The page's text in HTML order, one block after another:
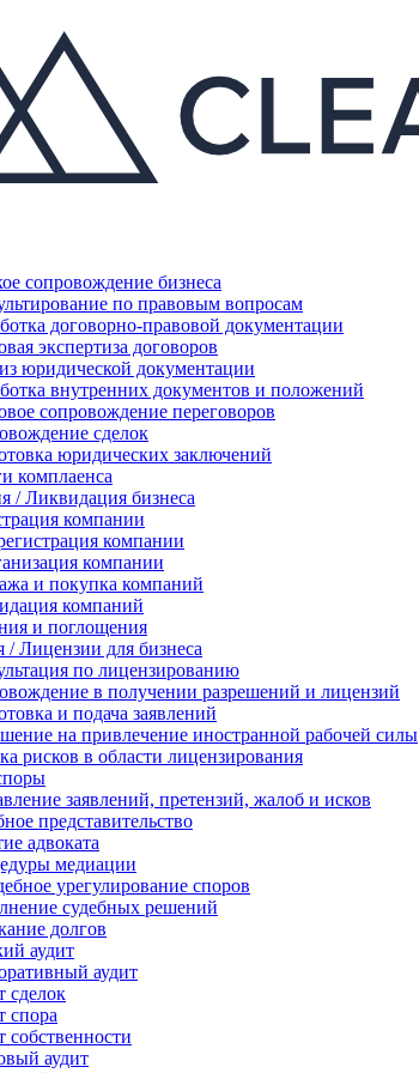
сопровождение бизнеса
по правовым вопросам
договорно-правовой документации
экспертиза договоров
юридической документации
внутренних документов и положений
сопровождение переговоров
сделок
юридических заключений
комплаенса
/ Ликвидация бизнеса
компании
компании
компании
и покупка компаний
компаний
и поглощения
/ Лицензии для бизнеса
по лицензированию
в получении разрешений и лицензий
и подача заявлений
на привлечение иностранной рабочей силы
рисков в области лицензирования
заявлений, претензий, жалоб и исков
представительство
адвоката
медиации
урегулирование споров
судебных решений
долгов
аудит
аудит
сделок
спора
собственности
аудит